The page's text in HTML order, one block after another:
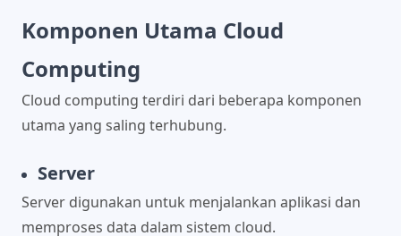
Komponen Utama Cloud
Computing
Cloud computing terdiri dari beberapa komponen
utama yang saling terhubung.
Server
Server digunakan untuk menjalankan aplikasi dan
memproses data dalam sistem cloud.